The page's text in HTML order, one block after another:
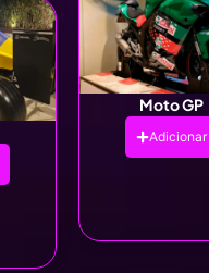
Moto GP
Adicionar